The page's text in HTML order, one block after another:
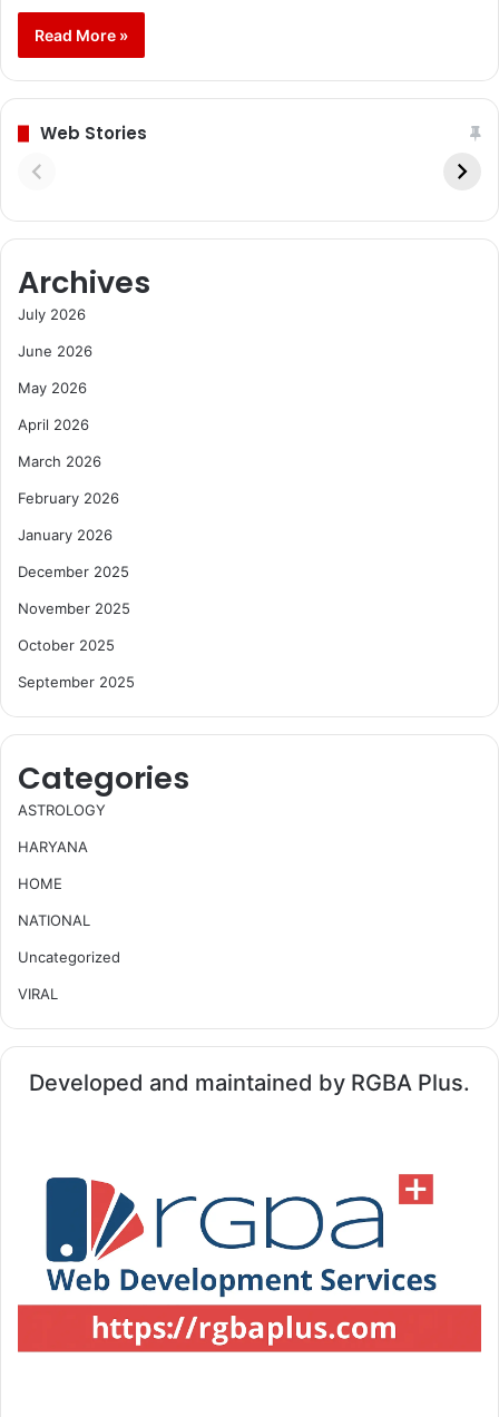
Read More »
Web Stories
Archives
July 2026
June 2026
May 2026
April 2026
March 2026
February 2026
January 2026
December 2025
November 2025
October 2025
September 2025
Categories
ASTROLOGY
HARYANA
HOME
NATIONAL
Uncategorized
VIRAL
Developed and maintained by RGBA Plus.